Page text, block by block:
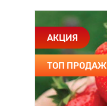
АКЦИЯ
ТОП ПРОДАЖ